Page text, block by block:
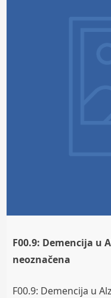
F00.9: Demencija u
neoznačena
F00.9: Demencija u